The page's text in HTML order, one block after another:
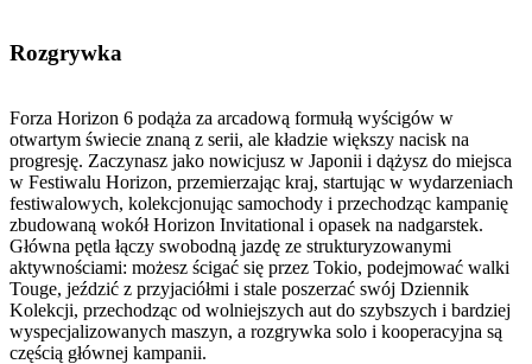
Rozgrywka
Forza Horizon 6 podąża za arcadową formułą wyścigów w
otwartym świecie znaną z serii, ale kładzie większy nacisk na
progresję. Zaczynasz jako nowicjusz w Japonii i dążysz do miejsca
w Festiwalu Horizon, przemierzając kraj, startując w wydarzeniach
festiwalowych, kolekcjonując samochody i przechodząc kampanię
zbudowaną wokół Horizon Invitational i opasek na nadgarstek.
Główna pętla łączy swobodną jazdę ze strukturyzowanymi
aktywnościami: możesz ścigać się przez Tokio, podejmować walki
Touge, jeździć z przyjaciółmi i stale poszerzać swój Dziennik
Kolekcji, przechodząc od wolniejszych aut do szybszych i bardziej
wyspecjalizowanych maszyn, a rozgrywka solo i kooperacyjna są
częścią głównej kampanii.